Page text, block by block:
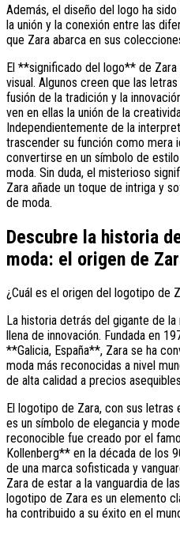
Además, el diseño del logo ha
la unión y la conexión entre las
que Zara abarca en sus
El **significado del logo** de Zara
visual. Algunos creen que las
fusión de la tradición y la
ven en ellas la unión de la
Independientemente de la
trascender su función como mera
convertirse en un símbolo de
moda. Sin duda, el misterioso
Zara añade un toque de intriga y
de moda.
Descubre la historia
moda: el origen de
¿Cuál es el origen del logotipo de
La historia detrás del gigante de
llena de innovación. Fundada en
**Galicia, España**, Zara se ha
moda más reconocidas a nivel
de alta calidad a precios
El logotipo de Zara, con sus
es un símbolo de elegancia y
reconocible fue creado por el
Kollenberg** en la década de los
de una marca sofisticada y
Zara de estar a la vanguardia de
logotipo de Zara es un elemento
ha contribuido a su éxito en el